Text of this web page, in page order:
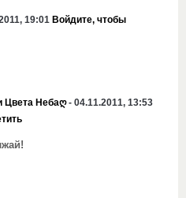
19:01 Войдите, чтобы
Цвета Небаღ- 04.11.2011, 13:53